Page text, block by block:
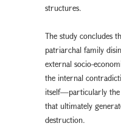
structures.
The study concludes
patriarchal family
external socio-
the internal
itself—particularly the
that ultimately
destruction.